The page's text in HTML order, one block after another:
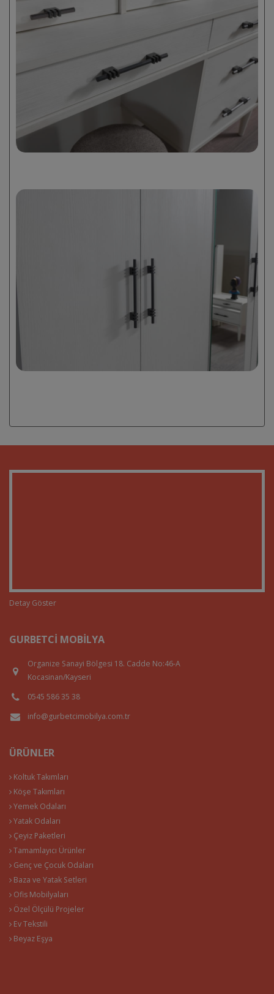
Detay Göster
GURBETCI MOBILYA
Organize Sanayi Bölgesi 18. Cadde No:46-A
Kocasinan/Kayseri
0545 586 35 38
info@gurbetcimobilya.com.tr
ÜRÜNLER
Koltuk Takımları
Köşe Takımları
Yemek Odaları
Yatak Odaları
Çeyiz Paketleri
Tamamlayıcı Ürünler
Genç ve Çocuk Odaları
Baza ve Yatak Setleri
Ofis Mobilyaları
Özel Ölçülü Projeler
Ev Tekstili
Beyaz Eşya